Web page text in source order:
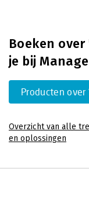
Boeken
je bij
Producten
Overzicht van alle
en oplossingen